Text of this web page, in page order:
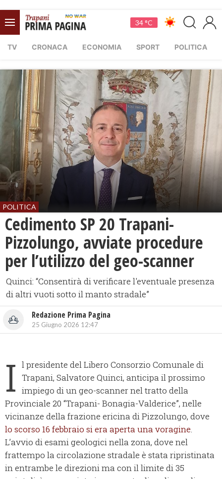
34 °C
TV CRONACA ECONOMIA SPORT POLITICA
POLITICA
​Cedimento SP 20 Trapani-
Pizzolungo, avviate procedure
per l’utilizzo del geo-scanner
Quinci: “Consentirà di verificare l'eventuale presenza
di altri vuoti sotto il manto stradale”
Redazione Prima Pagina
25 Giugno 2026 12:47
I l presidente del Libero Consorzio Comunale di
Trapani, Salvatore Quinci, anticipa il prossimo
impiego di un geo-scanner nel tratto della
Provinciale 20 “Trapani- Bonagia-Valderice”, nelle
vicinanze della frazione ericina di Pizzolungo, dove
lo scorso 16 febbraio si era aperta una voragine.
L’avvio di esami geologici nella zona, dove nel
frattempo la circolazione stradale è stata ripristinata
in entrambe le direzioni ma con il limite di 35